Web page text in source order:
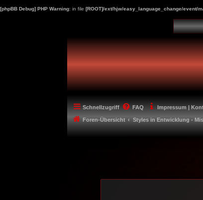
[phpBB Debug] PHP Warning: in file [ROOT]/ext/hjw/easy_language_change/event/
Schnellzugriff FAQ Impressum |
Foren-Übersicht Styles in Entwicklung -